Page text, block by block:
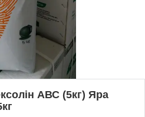
АВС (5кг) Яра